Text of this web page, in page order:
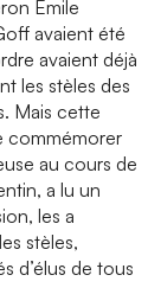
Émile
avaient été
avaient déjà
les stèles des
Mais cette
commémorer
au cours de
a lu un
les a
stèles,
d’élus de tous